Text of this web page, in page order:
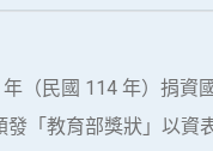
（民國 114 年）捐資
「教育部獎狀」以資